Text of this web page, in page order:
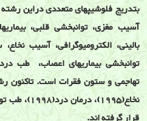
بتدريج فلوشيپهای متعددی دراين
آسيب مغزی، توانبخشی قلبی،
بالينی، الکتروميوگرافی، آسيب
توانبخشی بيماريهای اعصاب، طب
تهاجمی و ستون فقرات است.